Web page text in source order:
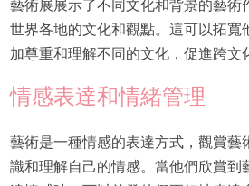
藝術展展示了不同文化和背景的藝術
世界各地的文化和觀點。這可以拓寬
加尊重和理解不同的文化，促進跨文
情感表達和情緒管理
藝術是一種情感的表達方式，觀賞藝
識和理解自己的情感。當他們欣賞到